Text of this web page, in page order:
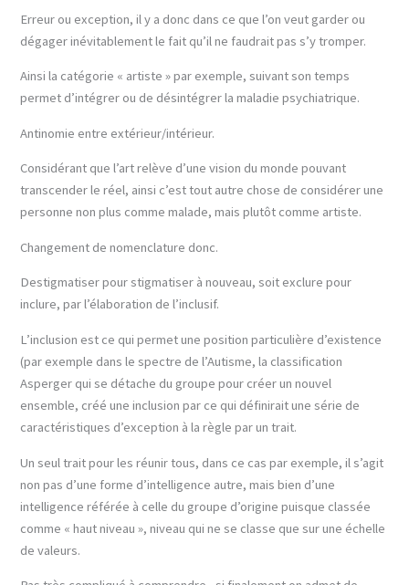
Erreur ou exception, il y a donc dans ce que l’on veut garder ou
dégager inévitablement le fait qu’il ne faudrait pas s’y tromper.
Ainsi la catégorie « artiste » par exemple, suivant son temps
permet d’intégrer ou de désintégrer la maladie psychiatrique.
Antinomie entre extérieur/intérieur.
Considérant que l’art relève d’une vision du monde pouvant
transcender le réel, ainsi c’est tout autre chose de considérer une
personne non plus comme malade, mais plutôt comme artiste.
Changement de nomenclature donc.
Destigmatiser pour stigmatiser à nouveau, soit exclure pour
inclure, par l’élaboration de l’inclusif.
L’inclusion est ce qui permet une position particulière d’existence
(par exemple dans le spectre de l’Autisme, la classification
Asperger qui se détache du groupe pour créer un nouvel
ensemble, créé une inclusion par ce qui définirait une série de
caractéristiques d’exception à la règle par un trait.
Un seul trait pour les réunir tous, dans ce cas par exemple, il s’agit
non pas d’une forme d’intelligence autre, mais bien d’une
intelligence référée à celle du groupe d’origine puisque classée
comme « haut niveau », niveau qui ne se classe que sur une échelle
de valeurs.